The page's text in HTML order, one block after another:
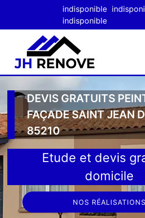
indisponible
indisponible
DEVIS GRATUITS
FAÇADE SAINT JEAN
85210
Etude et devis
domicile
NOS RÉALISATIONS